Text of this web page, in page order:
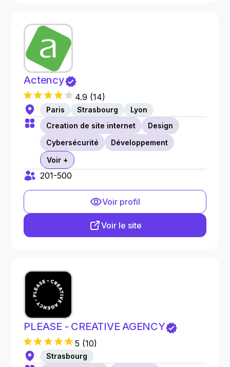
Actency
4.9 (14)
Paris Strasbourg
Lyon
Creation de site internet
Design
Cybersécurité
Développement
Voir +
201-500
Voir profil
Voir le site
PLEASE - CREATIVE AGENCY
5 (10)
Strasbourg